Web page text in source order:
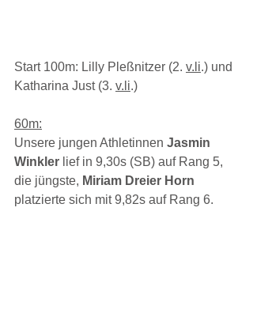
Start 100m: Lilly Pleßnitzer (2. v.li.) und
Katharina Just (3. v.li.)
60m:
Unsere jungen Athletinnen Jasmin
Winkler lief in 9,30s (SB) auf Rang 5,
die jüngste, Miriam Dreier Horn
platzierte sich mit 9,82s auf Rang 6.